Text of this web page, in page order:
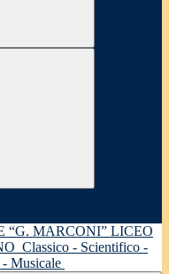
LICEO
Classico - Scientifico -
Musicale